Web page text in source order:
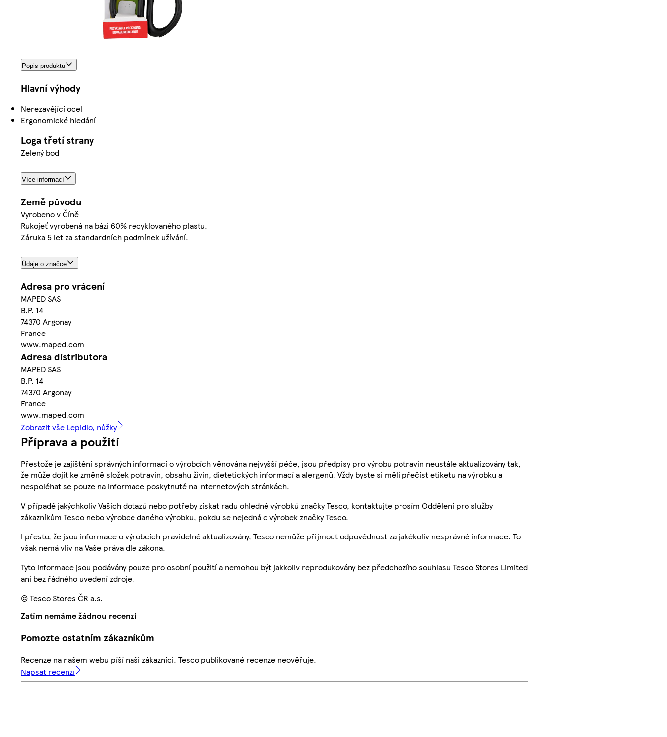
Popis produktu
Hlavní výhody
Nerezavějící ocel
Ergonomické hledání
Loga třetí strany
Zelený bod
Více informací
Země původu
Vyrobeno v Číně
Rukojeť vyrobená na bázi 60% recyklovaného plastu.
Záruka 5 let za standardních podmínek užívání.
Údaje o značce
Adresa pro vrácení
MAPED SAS
B.P. 14
74370 Argonay
France
www.maped.com
Adresa distributora
MAPED SAS
B.P. 14
74370 Argonay
France
www.maped.com
Zobrazit vše Lepidlo, nůžky
Příprava a použití
Přestože je zajištění správných informací o výrobcích věnována nejvyšší péče, jsou předpisy pro výrobu potravin neustále aktualizovány tak,
že může dojít ke změně složek potravin, obsahu živin, dietetických informací a alergenů. Vždy byste si měli přečíst etiketu na výrobku a
nespoléhat se pouze na informace poskytnuté na internetových stránkách.
V případě jakýchkoliv Vašich dotazů nebo potřeby získat radu ohledně výrobků značky Tesco, kontaktujte prosím Oddělení pro služby
zákazníkům Tesco nebo výrobce daného výrobku, pokdu se nejedná o výrobek značky Tesco.
I přesto, že jsou informace o výrobcích pravidelně aktualizovány, Tesco nemůže přijmout odpovědnost za jakékoliv nesprávné informace. To
však nemá vliv na Vaše práva dle zákona.
Tyto informace jsou podávány pouze pro osobní použití a nemohou být jakkoliv reprodukovány bez předchozího souhlasu Tesco Stores Limited
ani bez řádného uvedení zdroje.
© Tesco Stores ČR a.s.
Zatím nemáme žádnou recenzi
Pomozte ostatním zákazníkům
Recenze na našem webu píší naši zákazníci. Tesco publikované recenze neověřuje.
Napsat recenzi